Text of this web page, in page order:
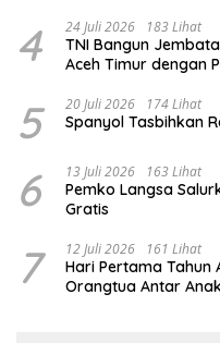
4 24 Juli 2026 183 Lihat
TNI Bangun
Aceh Timur dengan
5 20 Juli 2026 174 Lihat
Spanyol Tasbihkan
6 13 Juli 2026 163 Lihat
Pemko Langsa
Gratis
7 12 Juli 2026 161 Lihat
Hari Pertama Tahun
Orangtua Antar